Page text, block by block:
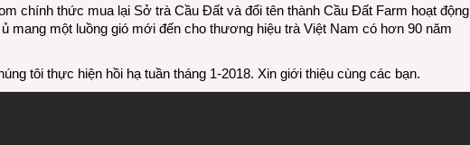
chính thức mua lại Sở trà Cầu Đất và đổi tên thành Cầu Đất Farm hoạt động
mang một luồng gió mới đến cho thương hiệu trà Việt Nam có hơn 90 năm
tôi thực hiện hồi hạ tuần tháng 1-2018. Xin giới thiệu cùng các bạn.